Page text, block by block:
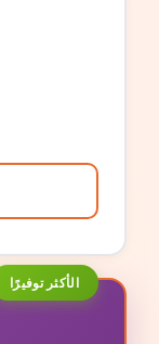
الأكثر توفيرًا